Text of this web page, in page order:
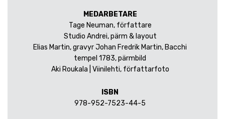
MEDARBETARE
Tage Neuman, författare
Studio Andrei, pärm & layout
Elias Martin, gravyr Johan Fredrik Martin, Bacchi
tempel 1783, pärmbild
Aki Roukala | Viinilehti, författarfoto
ISBN
978-952-7523-44-5